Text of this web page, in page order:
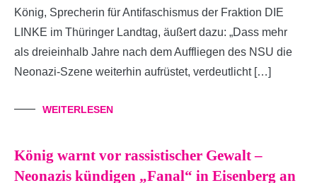
König, Sprecherin für Antifaschismus der Fraktion DIE
LINKE im Thüringer Landtag, äußert dazu: „Dass mehr
als dreieinhalb Jahre nach dem Auffliegen des NSU die
Neonazi-Szene weiterhin aufrüstet, verdeutlicht […]
WEITERLESEN
König warnt vor rassistischer Gewalt –
Neonazis kündigen „Fanal“ in Eisenberg an